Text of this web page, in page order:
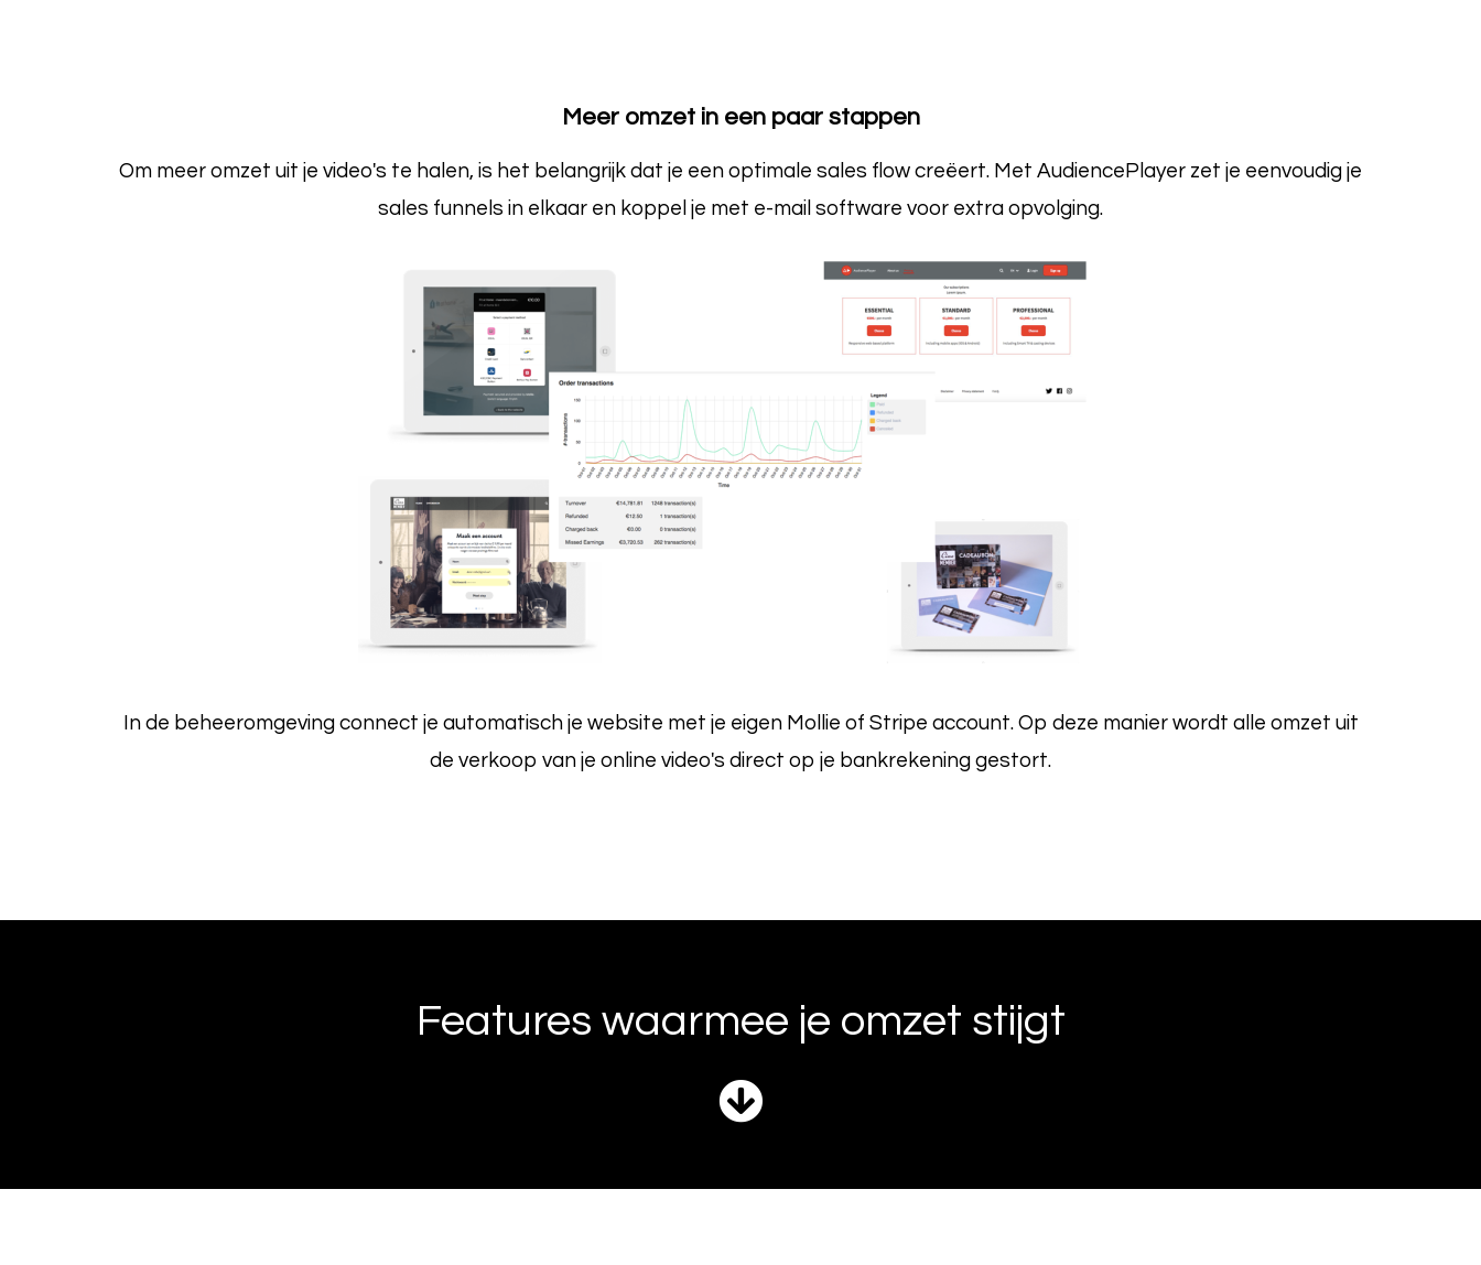
Meer omzet in een paar stappen
Om meer omzet uit je video's te halen, is het belangrijk dat je een optimale sales flow creëert. Met AudiencePlayer zet je eenvoudig je
sales funnels in elkaar en koppel je met e-mail software voor extra opvolging.
In de beheeromgeving connect je automatisch je website met je eigen Mollie of Stripe account. Op deze manier wordt alle omzet uit
de verkoop van je online video's direct op je bankrekening gestort.
Features waarmee je omzet stijgt